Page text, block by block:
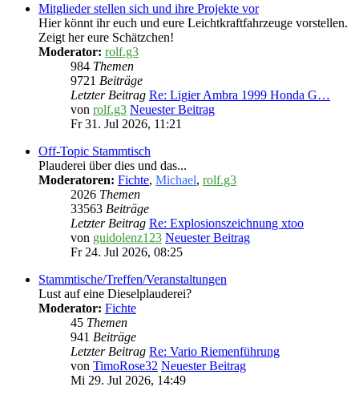
Mitglieder stellen sich und ihre Projekte vor
Hier könnt ihr euch und eure Leichtkraftfahrzeuge vorstellen.
Zeigt her eure Schätzchen!
Moderator: rolf.g3
984 Themen
9721 Beiträge
Letzter Beitrag Re: Ligier Ambra 1999 Honda G…
von rolf.g3 Neuester Beitrag
Fr 31. Jul 2026, 11:21
Off-Topic Stammtisch
Plauderei über dies und das...
Moderatoren: Fichte, Michael, rolf.g3
2026 Themen
33563 Beiträge
Letzter Beitrag Re: Explosionszeichnung xtoo
von guidolenz123 Neuester Beitrag
Fr 24. Jul 2026, 08:25
Stammtische/Treffen/Veranstaltungen
Lust auf eine Dieselplauderei?
Moderator: Fichte
45 Themen
941 Beiträge
Letzter Beitrag Re: Vario Riemenführung
von TimoRose32 Neuester Beitrag
Mi 29. Jul 2026, 14:49